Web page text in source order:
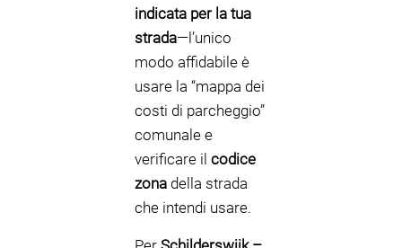
indicata per la tua
strada—l’unico
modo affidabile è
usare la “mappa dei
costi di parcheggio”
comunale e
verificare il codice
zona della strada
che intendi usare.